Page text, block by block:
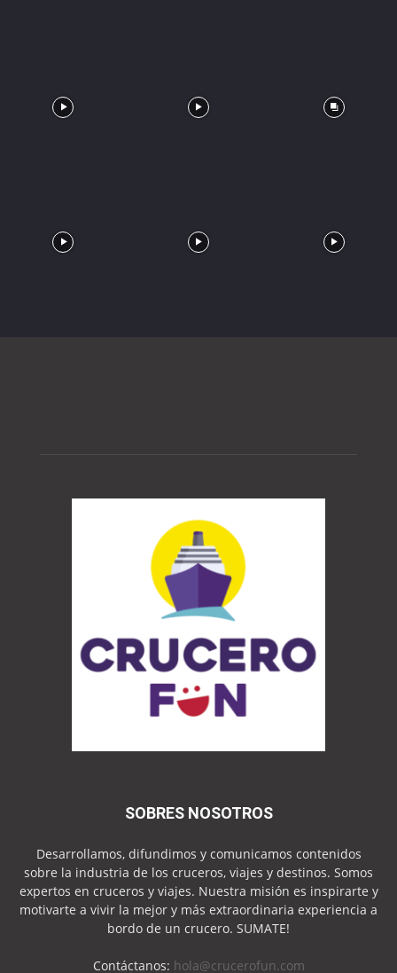
SOBRES NOSOTROS
Desarrollamos, difundimos y comunicamos contenidos
sobre la industria de los cruceros, viajes y destinos. Somos
expertos en cruceros y viajes. Nuestra misión es inspirarte y
motivarte a vivir la mejor y más extraordinaria experiencia a
bordo de un crucero. SUMATE!
Contáctanos: hola@crucerofun.com